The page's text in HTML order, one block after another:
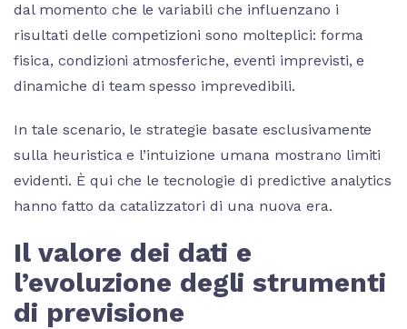
dal momento che le variabili che influenzano i
risultati delle competizioni sono molteplici: forma
fisica, condizioni atmosferiche, eventi imprevisti, e
dinamiche di team spesso imprevedibili.
In tale scenario, le strategie basate esclusivamente
sulla heuristica e l’intuizione umana mostrano limiti
evidenti. È qui che le tecnologie di predictive analytics
hanno fatto da catalizzatori di una nuova era.
Il valore dei dati e
l’evoluzione degli strumenti
di previsione